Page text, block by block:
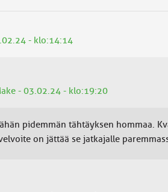
- klo:14:14
- 03.02.24 - klo:19:20
pidemmän tähtäyksen hommaa.
on jättää se jatkajalle